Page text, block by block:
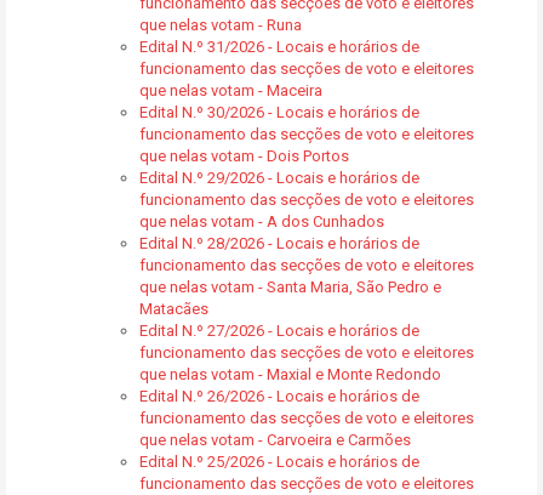
que nelas votam - Runa
Edital N.º 31/2026 - Locais e horários de
funcionamento das secções de voto e eleitores
que nelas votam - Maceira
Edital N.º 30/2026 - Locais e horários de
funcionamento das secções de voto e eleitores
que nelas votam - Dois Portos
Edital N.º 29/2026 - Locais e horários de
funcionamento das secções de voto e eleitores
que nelas votam - A dos Cunhados
Edital N.º 28/2026 - Locais e horários de
funcionamento das secções de voto e eleitores
que nelas votam - Santa Maria, São Pedro e
Matacães
Edital N.º 27/2026 - Locais e horários de
funcionamento das secções de voto e eleitores
que nelas votam - Maxial e Monte Redondo
Edital N.º 26/2026 - Locais e horários de
funcionamento das secções de voto e eleitores
que nelas votam - Carvoeira e Carmões
Edital N.º 25/2026 - Locais e horários de
funcionamento das secções de voto e eleitores